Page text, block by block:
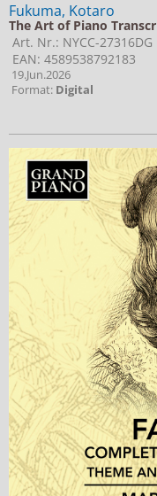
Fukuma, Kotaro
The Art of Piano
Art. Nr.: NYCC-27316DG
EAN: 4589538792183
19.Jun.2026
Format: Digital